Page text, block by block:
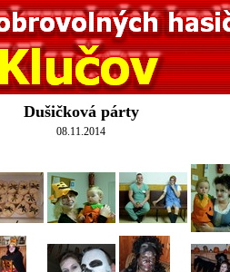
Dušičková párty
08.11.2014